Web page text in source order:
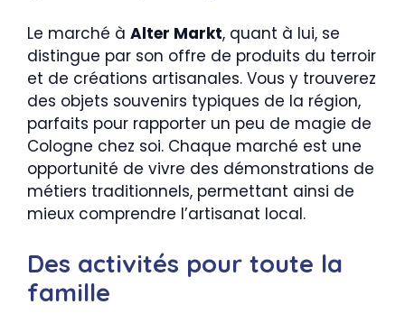
Le marché à Alter Markt, quant à lui, se
distingue par son offre de produits du terroir
et de créations artisanales. Vous y trouverez
des objets souvenirs typiques de la région,
parfaits pour rapporter un peu de magie de
Cologne chez soi. Chaque marché est une
opportunité de vivre des démonstrations de
métiers traditionnels, permettant ainsi de
mieux comprendre l’artisanat local.
Des activités pour toute la
famille